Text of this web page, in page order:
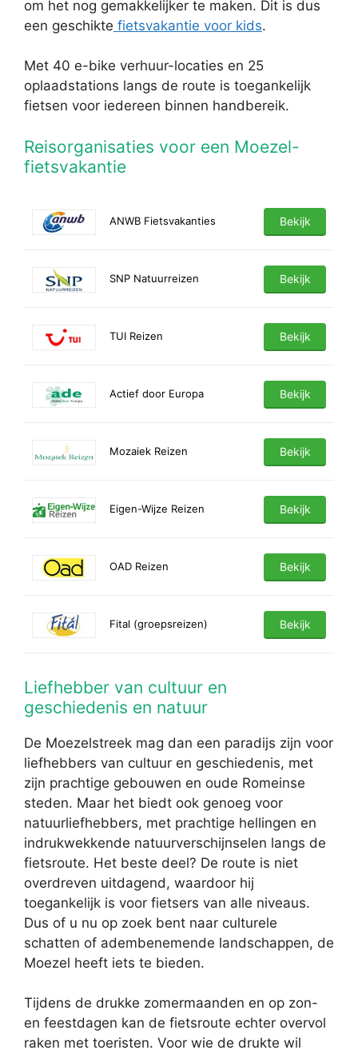
om het nog gemakkelijker te maken. Dit is dus
een geschikte fietsvakantie voor kids.
Met 40 e-bike verhuur-locaties en 25
oplaadstations langs de route is toegankelijk
fietsen voor iedereen binnen handbereik.
Reisorganisaties voor een Moezel-
fietsvakantie
ANWB Fietsvakanties Bekijk
SNP Natuurreizen Bekijk
TUI Reizen Bekijk
Actief door Europa Bekijk
Mozaiek Reizen Bekijk
Eigen-Wijze Reizen Bekijk
OAD Reizen Bekijk
Fital (groepsreizen) Bekijk
Liefhebber van cultuur en
geschiedenis en natuur
De Moezelstreek mag dan een paradijs zijn voor
liefhebbers van cultuur en geschiedenis, met
zijn prachtige gebouwen en oude Romeinse
steden. Maar het biedt ook genoeg voor
natuurliefhebbers, met prachtige hellingen en
indrukwekkende natuurverschijnselen langs de
fietsroute. Het beste deel? De route is niet
overdreven uitdagend, waardoor hij
toegankelijk is voor fietsers van alle niveaus.
Dus of u nu op zoek bent naar culturele
schatten of adembenemende landschappen, de
Moezel heeft iets te bieden.
Tijdens de drukke zomermaanden en op zon-
en feestdagen kan de fietsroute echter overvol
raken met toeristen. Voor wie de drukte wil